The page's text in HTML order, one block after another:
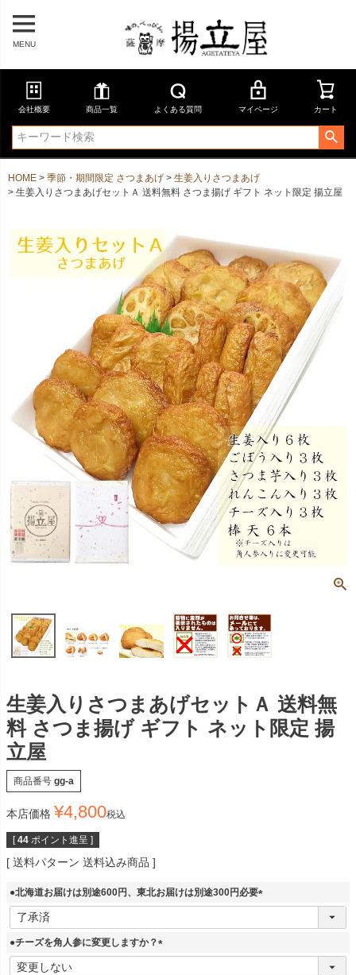
MENU
会社概要 商品一覧 よくある質問 マイページ カート
HOME 季節・期間限定 さつまあげ
生姜入りさつまあげ
生姜入りさつまあげセットＡ 送料無料 さつま揚げ ギフト ネット限定 揚立屋
生姜入りさつまあげセットＡ 送料無
料 さつま揚げ ギフト ネット限定 揚
立屋
商品番号 gg-a
本店価格 ¥4,800税込
[ 44 ポイント進呈 ]
送料パターン 送料込み商品
●北海道お届けは別途600円、東北お届けは別途300円必要
(
●チーズを角人参に変更しますか？
(